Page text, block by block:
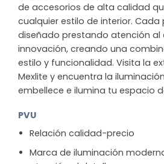
de accesorios de alta calidad
cualquier estilo de interior.
diseñado prestando atención al
innovación, creando una
estilo y funcionalidad. Visita la
Mexlite y encuentra la
embellece e ilumina tu espacio
PVU
Relación calidad-precio
Marca de iluminación